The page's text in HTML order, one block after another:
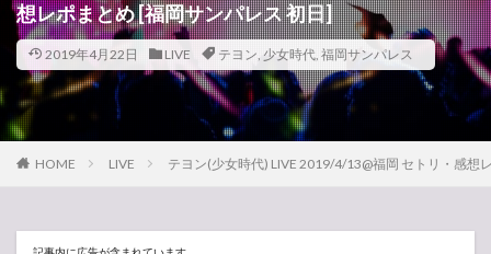
想レポまとめ [福岡サンパレス 初日]
2019年4月22日 LIVE テヨン, 少女時代, 福岡サンパレス
HOME LIVE テヨン(少女時代) LIVE 2019/4/13@福岡 セトリ・感想